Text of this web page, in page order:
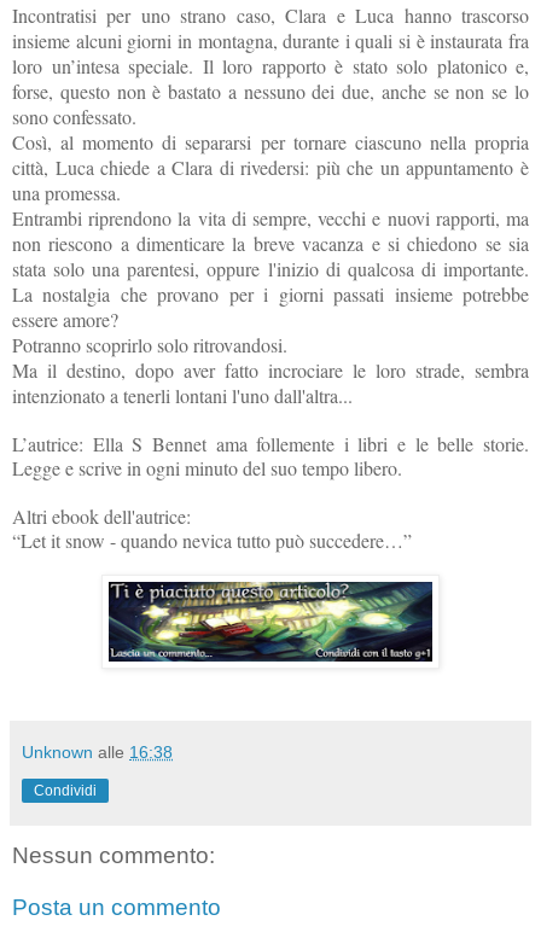
Incontratisi per uno strano caso, Clara e Luca hanno trascorso
insieme alcuni giorni in montagna, durante i quali si è instaurata fra
loro un’intesa speciale. Il loro rapporto è stato solo platonico e,
forse, questo non è bastato a nessuno dei due, anche se non se lo
sono confessato.
Così, al momento di separarsi per tornare ciascuno nella propria
città, Luca chiede a Clara di rivedersi: più che un appuntamento è
una promessa.
Entrambi riprendono la vita di sempre, vecchi e nuovi rapporti, ma
non riescono a dimenticare la breve vacanza e si chiedono se sia
stata solo una parentesi, oppure l'inizio di qualcosa di importante.
La nostalgia che provano per i giorni passati insieme potrebbe
essere amore?
Potranno scoprirlo solo ritrovandosi.
Ma il destino, dopo aver fatto incrociare le loro strade, sembra
intenzionato a tenerli lontani l'uno dall'altra...
L’autrice: Ella S Bennet ama follemente i libri e le belle storie.
Legge e scrive in ogni minuto del suo tempo libero.
Altri ebook dell'autrice:
“Let it snow - quando nevica tutto può succedere…”
Unknown alle 16:38
Condividi
Nessun commento:
Posta un commento